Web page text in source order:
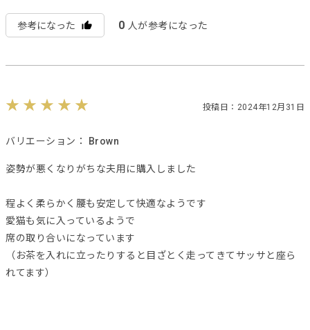
参考になった 0 人が参考になった
投稿日：2024年12月31日
バリエーション： Brown
姿勢が悪くなりがちな夫用に購入しました
程よく柔らかく腰も安定して快適なようです
愛猫も気に入っているようで
席の取り合いになっています
（お茶を入れに立ったりすると目ざとく走ってきてサッサと座ら
れてます）